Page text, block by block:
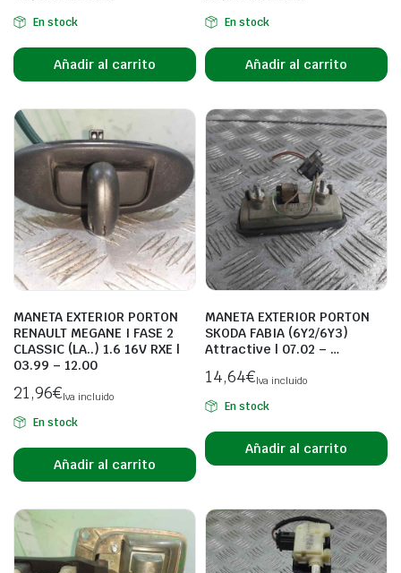
En stock
Añadir al carrito
En stock
Añadir al carrito
MANETA EXTERIOR PORTON
RENAULT MEGANE I FASE 2
CLASSIC (LA..) 1.6 16V RXE |
03.99 – 12.00
21,96€Iva incluido
En stock
Añadir al carrito
MANETA EXTERIOR PORTON
SKODA FABIA (6Y2/6Y3)
Attractive | 07.02 – …
14,64€Iva incluido
En stock
Añadir al carrito